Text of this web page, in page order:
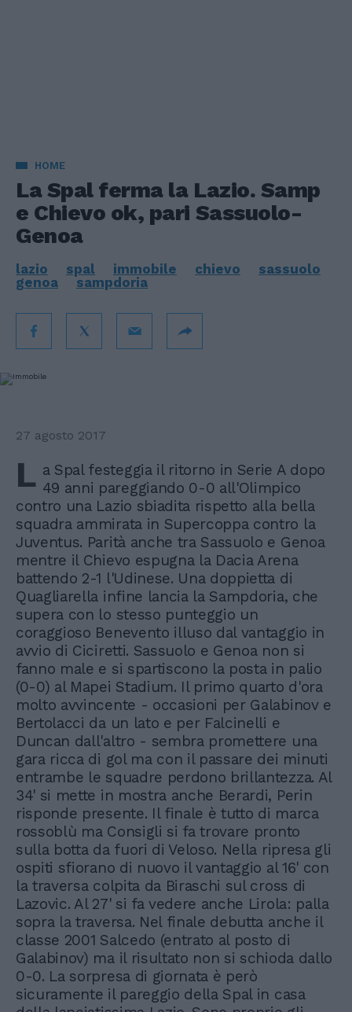
HOME
La Spal ferma la Lazio. Samp
e Chievo ok, pari Sassuolo-
Genoa
lazio spal immobile chievo
sassuolo
genoa
sampdoria
27 agosto 2017
L a Spal festeggia il ritorno in Serie A dopo
49 anni pareggiando 0-0 all'Olimpico
contro una Lazio sbiadita rispetto alla bella
squadra ammirata in Supercoppa contro la
Juventus. Parità anche tra Sassuolo e Genoa
mentre il Chievo espugna la Dacia Arena
battendo 2-1 l'Udinese. Una doppietta di
Quagliarella infine lancia la Sampdoria, che
supera con lo stesso punteggio un
coraggioso Benevento illuso dal vantaggio in
avvio di Ciciretti. Sassuolo e Genoa non si
fanno male e si spartiscono la posta in palio
(0-0) al Mapei Stadium. Il primo quarto d'ora
molto avvincente - occasioni per Galabinov e
Bertolacci da un lato e per Falcinelli e
Duncan dall'altro - sembra promettere una
gara ricca di gol ma con il passare dei minuti
entrambe le squadre perdono brillantezza. Al
34' si mette in mostra anche Berardi, Perin
risponde presente. Il finale è tutto di marca
rossoblù ma Consigli si fa trovare pronto
sulla botta da fuori di Veloso. Nella ripresa gli
ospiti sfiorano di nuovo il vantaggio al 16' con
la traversa colpita da Biraschi sul cross di
Lazovic. Al 27' si fa vedere anche Lirola: palla
sopra la traversa. Nel finale debutta anche il
classe 2001 Salcedo (entrato al posto di
Galabinov) ma il risultato non si schioda dallo
0-0. La sorpresa di giornata è però
sicuramente il pareggio della Spal in casa